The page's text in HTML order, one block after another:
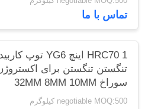
تماس با ما
HRC70 1 اینچ YG6 توپ کاربید
تنگستن تنگستن برای
سوراخ 32MM 8MM 10MM
negotiable MOQ:500 کیلوگرم